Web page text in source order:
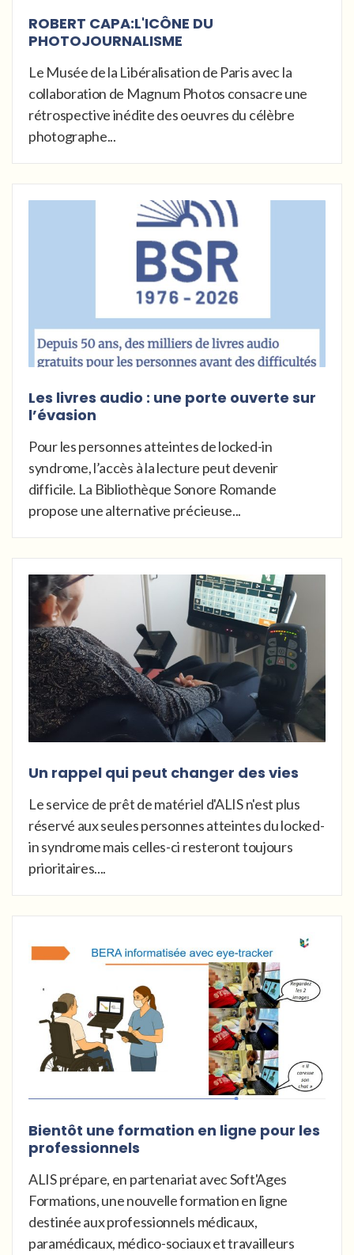
ROBERT CAPA:L'ICÔNE DU
PHOTOJOURNALISME
Le Musée de la Libéralisation de Paris avec la
collaboration de Magnum Photos consacre une
rétrospective inédite des oeuvres du célèbre
photographe...
Les livres audio : une porte ouverte sur
l’évasion
Pour les personnes atteintes de locked-in
syndrome, l’accès à la lecture peut devenir
difficile. La Bibliothèque Sonore Romande
propose une alternative précieuse...
Un rappel qui peut changer des vies
Le service de prêt de matériel d'ALIS n'est plus
réservé aux seules personnes atteintes du locked-
in syndrome mais celles-ci resteront toujours
prioritaires....
Bientôt une formation en ligne pour les
professionnels
ALIS prépare, en partenariat avec Soft'Ages
Formations, une nouvelle formation en ligne
destinée aux professionnels médicaux,
paramédicaux, médico-sociaux et travailleurs